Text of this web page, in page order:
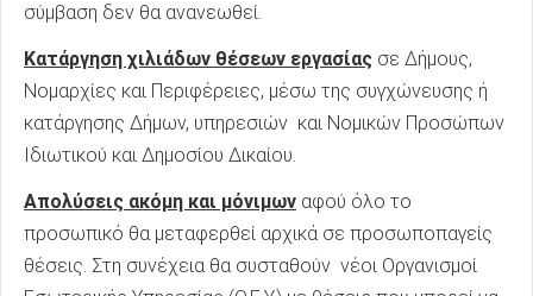
σύμβαση δεν θα ανανεωθεί.
Κατάργηση χιλιάδων θέσεων εργασίας σε Δήμους,
Νομαρχίες και Περιφέρειες, μέσω της συγχώνευσης ή
κατάργησης Δήμων, υπηρεσιών και Νομικών Προσώπων
Ιδιωτικού και Δημοσίου Δικαίου.
Απολύσεις ακόμη και μόνιμων αφού όλο το
προσωπικό θα μεταφερθεί αρχικά σε προσωποπαγείς
θέσεις. Στη συνέχεια θα συσταθούν νέοι Οργανισμοί